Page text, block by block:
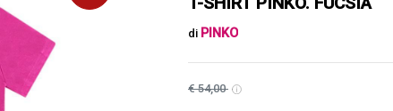
di PINKO
€ 54,00